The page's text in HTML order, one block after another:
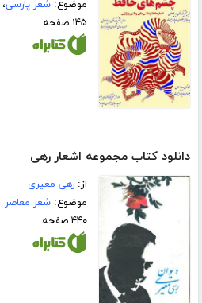
موضوع:شعر پارسی
۱۴۵ صفحه
دانلود کتاب مجموعه اشعار رهى
از:رهی معیری
موضوع:شعر معاصر
۴۴۰ صفحه